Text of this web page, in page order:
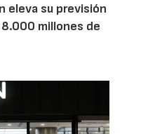
eleva su previsión
millones de